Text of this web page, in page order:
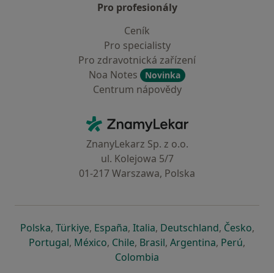
Pro profesionály
Ceník
Pro specialisty
Pro zdravotnická zařízení
Noa Notes
Novinka
Centrum nápovědy
ZnamyLekar - Hlavní stránka
ZnanyLekarz Sp. z o.o.
ul. Kolejowa 5/7
01-217 Warszawa, Polska
Polskase otevře v nové záložce
, Türkiyese otevře v nové záložce
, Españase otevře v nové záložce
, Italiase otevře v nové záložce
, Deutschlandse otevře v
, Českose
,
Portugalse otevře v nové záložce
, Méxicose otevře v nové záložce
, Chilese otevře v nové záložce
, Brasilse otevře v nové
, Argentinase otevře v
, Perúse
,
Colombia